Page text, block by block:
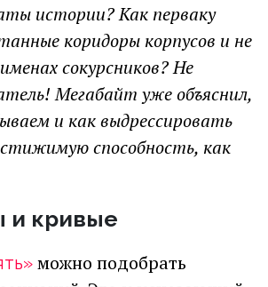
истории? Как перваку
коридоры корпусов и не
сокурсников? Не
Мегабайт уже объяснил,
и как выдрессировать
способность, как
и кривые
можно подобрать